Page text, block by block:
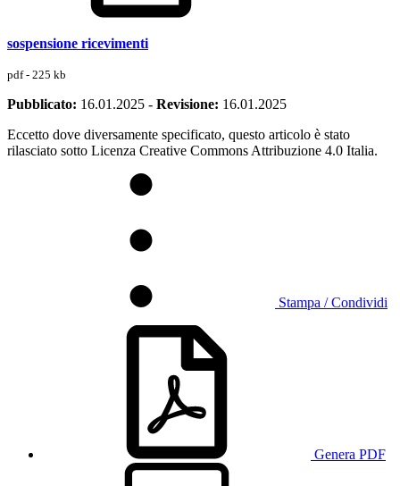
sospensione ricevimenti
pdf - 225 kb
Pubblicato: 16.01.2025 - Revisione: 16.01.2025
Eccetto dove diversamente specificato, questo articolo è stato
rilasciato sotto Licenza Creative Commons Attribuzione 4.0 Italia.
Stampa / Condividi
Genera PDF